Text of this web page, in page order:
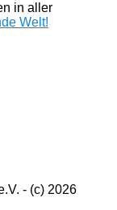
in aller
Welt!
- (c) 2026